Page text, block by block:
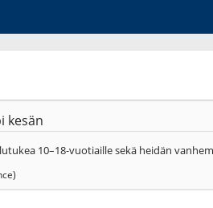
kesän
10–18-vuotiaille sekä heidän